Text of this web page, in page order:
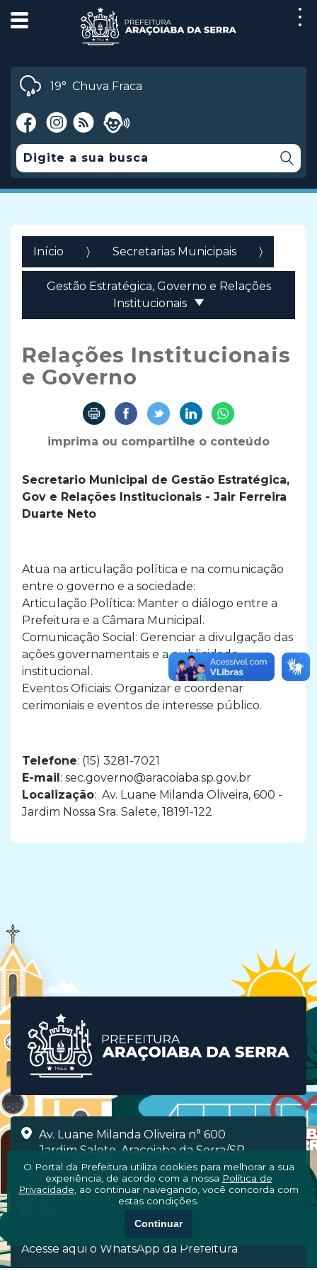
19° Chuva Fraca
Início Secretarias Municipais
Gestão Estratégica, Governo e Relações
Institucionais
Relações Institucionais
e Governo
imprima ou compartilhe o conteúdo
Secretario Municipal de Gestão Estratégica,
Gov e Relações Institucionais - Jair Ferreira
Duarte Neto
Atua na articulação política e na comunicação
entre o governo e a sociedade:
Articulação Política: Manter o diálogo entre a
Prefeitura e a Câmara Municipal.
Comunicação Social: Gerenciar a divulgação das
ações governamentais e a publicidade
institucional.
Eventos Oficiais: Organizar e coordenar
cerimoniais e eventos de interesse público.
Telefone: (15) 3281-7021
E-mail: sec.governo@aracoiaba.sp.gov.br
Localização: Av. Luane Milanda Oliveira, 600 -
Jardim Nossa Sra. Salete, 18191-122
Av. Luane Milanda Oliveira n° 600
Jardim Salete, Araçoiaba da Serra/SP
CEP: 18191-122
Segunda à Sexta, das 08h às 16h
Acesse aqui o WhatsApp da Prefeitura
O Portal da Prefeitura utiliza cookies para melhorar a sua
experiência, de acordo com a nossa Política de
Privacidade, ao continuar navegando, você concorda com
estas condições.
Continuar